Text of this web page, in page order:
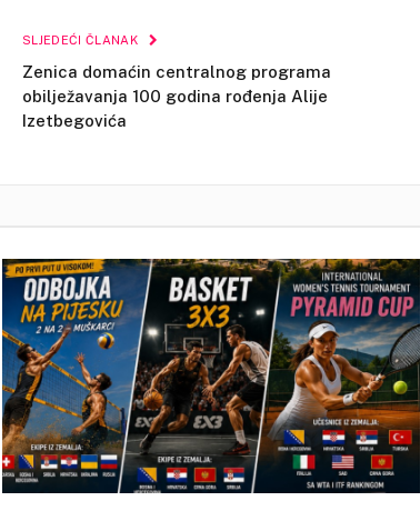
SLJEDEĆI ČLANAK
Zenica domaćin centralnog programa
obilježavanja 100 godina rođenja Alije
Izetbegovića